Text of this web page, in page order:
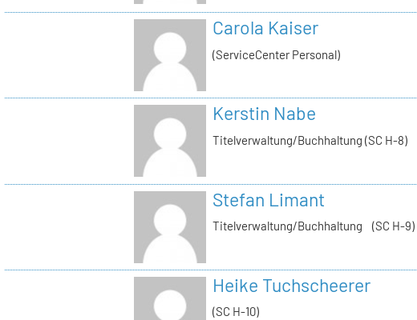
Carola Kaiser
(ServiceCenter Personal)
Kerstin Nabe
Titelverwaltung/Buchhaltung (SC H-8)
Stefan Limant
Titelverwaltung/Buchhaltung (SC H-9)
Heike Tuchscheerer
(SC H-10)